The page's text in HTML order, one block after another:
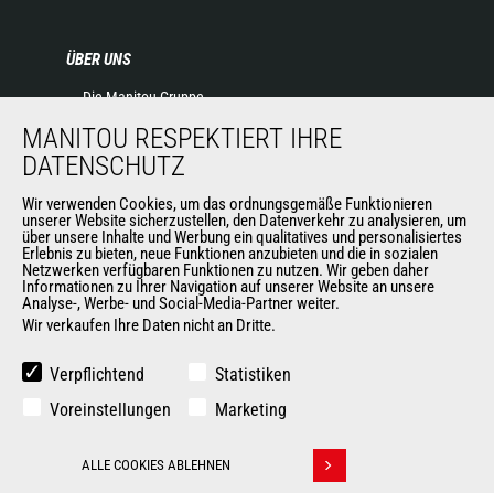
ÜBER UNS
Die Manitou-Gruppe
Impressum
Datenschutz
Veranstaltungen
Neuigkeiten
Geschichte
Allgemeine Verkaufs- und Lieferbedingungen
Karriere
RMI Manitou
MANITOU RESPEKTIERT IHRE
DATENSCHUTZ
Wir verwenden Cookies, um das ordnungsgemäße Funktionieren
unserer Website sicherzustellen, den Datenverkehr zu analysieren, um
über unsere Inhalte und Werbung ein qualitatives und personalisiertes
Erlebnis zu bieten, neue Funktionen anzubieten und die in sozialen
Netzwerken verfügbaren Funktionen zu nutzen. Wir geben daher
Informationen zu Ihrer Navigation auf unserer Website an unsere
Analyse-, Werbe- und Social-Media-Partner weiter.
Wir verkaufen Ihre Daten nicht an Dritte.
Verpflichtend
Statistiken
Voreinstellungen
Marketing
ALLE COOKIES ABLEHNEN